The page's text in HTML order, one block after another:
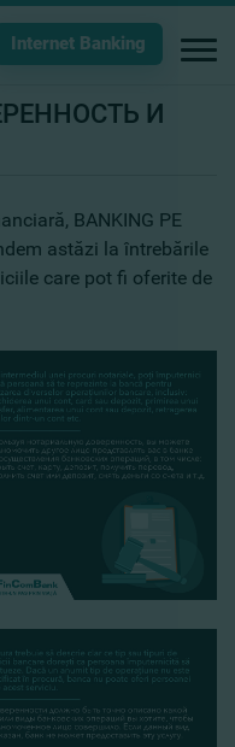
Internet Banking
И
BANKING PE
astăzi la întrebările
care pot fi oferite de